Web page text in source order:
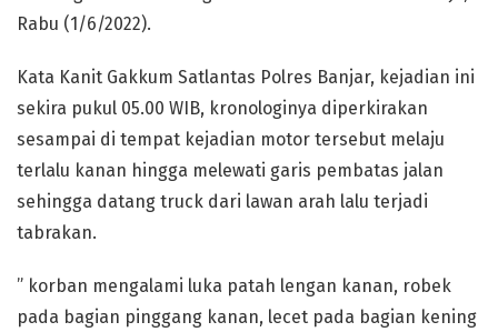
Rabu (1/6/2022).
Kata Kanit Gakkum Satlantas Polres Banjar, kejadian ini
sekira pukul 05.00 WIB, kronologinya diperkirakan
sesampai di tempat kejadian motor tersebut melaju
terlalu kanan hingga melewati garis pembatas jalan
sehingga datang truck dari lawan arah lalu terjadi
tabrakan.
” korban mengalami luka patah lengan kanan, robek
pada bagian pinggang kanan, lecet pada bagian kening